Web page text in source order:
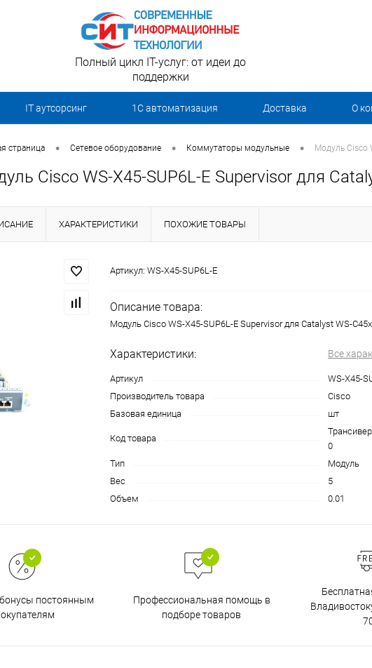
Полный цикл IT-услуг: от идеи до
поддержки
IT аутсорсинг 1С автоматизация Доставка О
страница • Сетевое оборудование • Коммутаторы модульные • Модуль Cisco
Cisco WS-X45-SUP6L-E Supervisor для
ХАРАКТЕРИСТИКИ ПОХОЖИЕ ТОВАРЫ
Артикул: WS-X45-SUP6L-E
Описание товара:
Модуль Cisco WS-X45-SUP6L-E Supervisor для Catalyst WS-
Характеристики: Все
Артикул
WS-X45-
Производитель товара
Cisco
Базовая единица
шт
Код товара
0
Тип
Модуль
Вес
5
Объем
0.01
постоянным
Профессиональная помощь в
подборе товаров